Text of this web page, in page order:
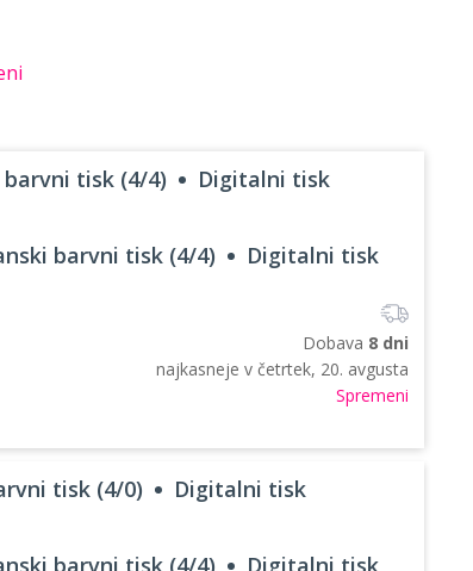
tisk (4/4) Digitalni tisk
barvni tisk (4/4) Digitalni tisk
Dobava 8 dni
najkasneje v četrtek, 20. avgusta
Spremeni
tisk (4/0) Digitalni tisk
barvni tisk (4/4) Digitalni tisk